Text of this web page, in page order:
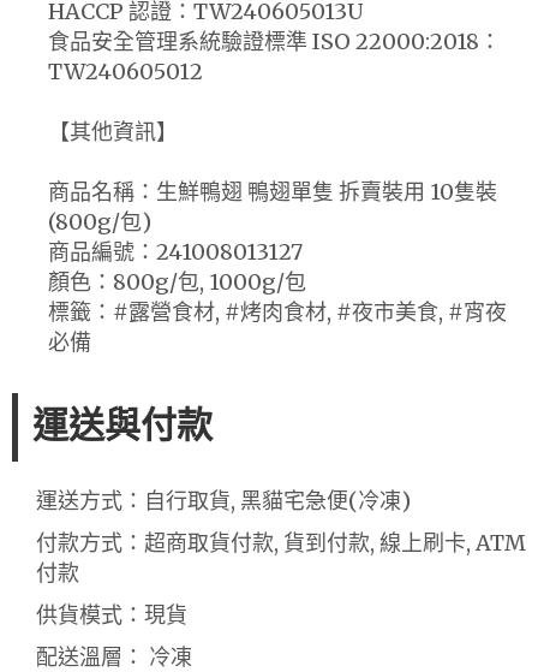
HACCP 認證：TW240605013U
食品安全管理系統驗證標準 ISO 22000:2018：
TW240605012
【其他資訊】
商品名稱：生鮮鴨翅 鴨翅單隻 拆賣裝用 10隻裝
(800g/包)
商品編號：241008013127
顏色：800g/包, 1000g/包
標籤：#露營食材, #烤肉食材, #夜市美食, #宵夜
必備
運送與付款
運送方式：自行取貨, 黑貓宅急便(冷凍)
付款方式：超商取貨付款, 貨到付款, 線上刷卡, ATM
付款
供貨模式：現貨
配送溫層： 冷凍